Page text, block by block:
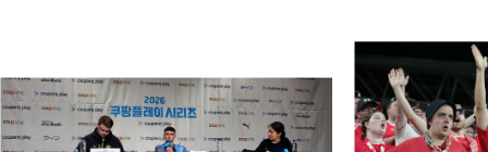
-6282초 전 >이란, 호르무즈서 "적국 목표물들"과 대치로 남부 케슘섬에서
례 큰 폭발음
-4997초 전 >[속보]美, 폴리실리콘 수입 규제…파생제품 15% 관세, 120일
효